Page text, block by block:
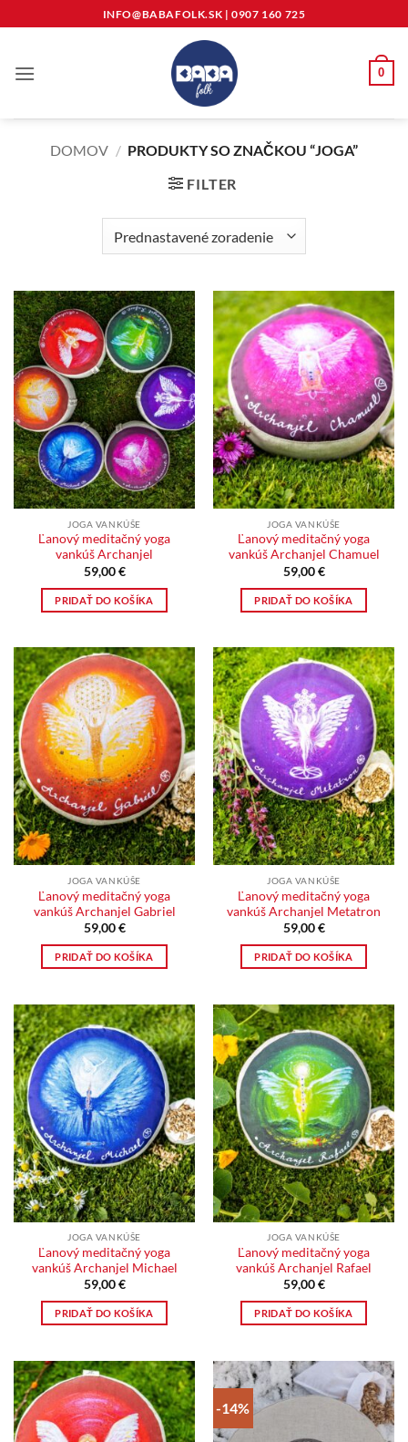
to
INFO@BABAFOLK.SK |0907 160 725
0
DOMOV / PRODUKTY SO ZNAČKOU “JOGA”
FILTER
JOGA VANKÚŠE
Ľanový meditačný yoga
vankúš Archanjel
59,00€
PRIDAŤ DO KOŠÍKA
JOGA VANKÚŠE
Ľanový meditačný yoga
vankúš Archanjel Chamuel
59,00€
PRIDAŤ DO KOŠÍKA
JOGA VANKÚŠE
Ľanový meditačný yoga
vankúš Archanjel Gabriel
59,00€
PRIDAŤ DO KOŠÍKA
JOGA VANKÚŠE
Ľanový meditačný yoga
vankúš Archanjel Metatron
59,00€
PRIDAŤ DO KOŠÍKA
JOGA VANKÚŠE
Ľanový meditačný yoga
vankúš Archanjel Michael
59,00€
PRIDAŤ DO KOŠÍKA
JOGA VANKÚŠE
Ľanový meditačný yoga
vankúš Archanjel Rafael
59,00€
PRIDAŤ DO KOŠÍKA
-14%